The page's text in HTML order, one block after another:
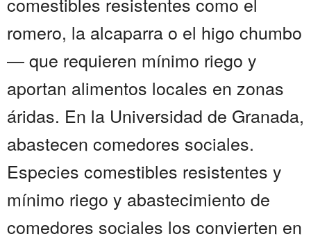
romero, la alcaparra o el higo chumbo
— que requieren mínimo riego y
aportan alimentos locales en zonas
áridas. En la Universidad de Granada,
abastecen comedores sociales.
Especies comestibles resistentes y
mínimo riego y abastecimiento de
comedores sociales los convierten en